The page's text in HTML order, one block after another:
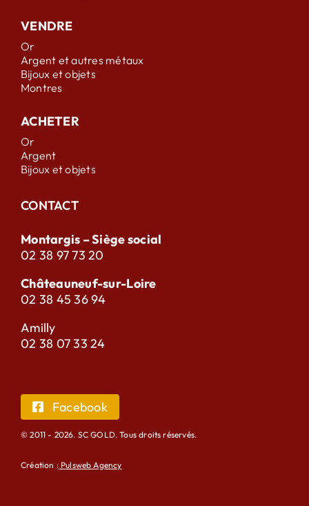
VENDRE
Or
Argent et autres métaux
Bijoux et objets
Montres
ACHETER
Or
Argent
Bijoux et objets
CONTACT
Montargis – Siège social
02 38 97 73 20
Châteauneuf-sur-Loire
02 38 45 36 94
Amilly
02 38 07 33 24
© 2011 - 2026. SC GOLD. Tous droits réservés.
Création : Pulsweb Agency
Facebook